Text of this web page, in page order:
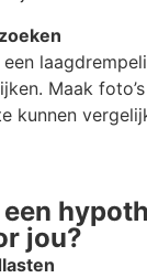
Maak
kunnen
jou?